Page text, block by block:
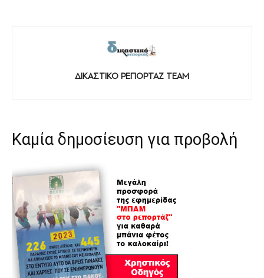
ΔΙΚΑΣΤΙΚΟ ΡΕΠΟΡΤΑΖ TEAM
Καμία δημοσίευση για προβολή